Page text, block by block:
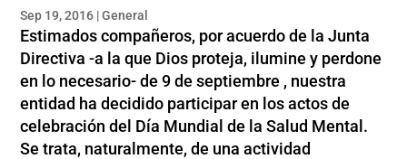
Sep 19, 2016 |General
Estimados compañeros, por acuerdo de la Junta
Directiva -a la que Dios proteja, ilumine y perdone
en lo necesario- de 9 de septiembre , nuestra
entidad ha decidido participar en los actos de
celebración del Día Mundial de la Salud Mental.
Se trata, naturalmente, de una actividad